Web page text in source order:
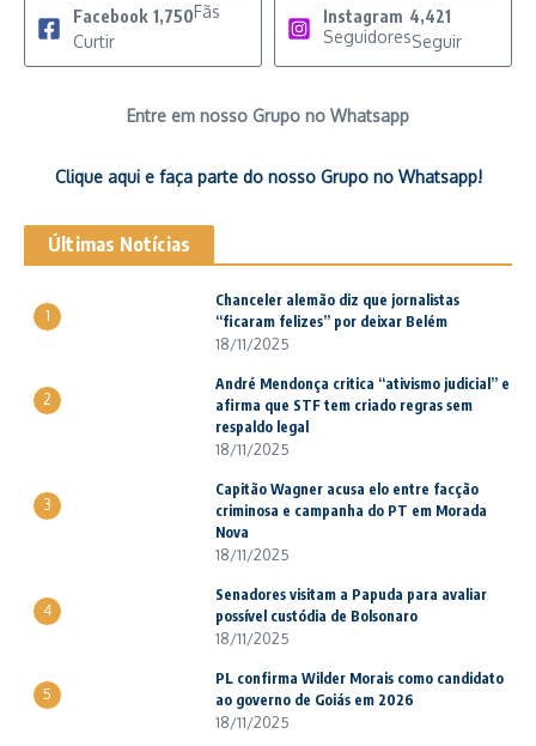
Facebook 1,750Fãs
Curtir
Instagram 4,421
SeguidoresSeguir
Entre em nosso Grupo no Whatsapp
Clique aqui e faça parte do nosso Grupo no Whatsapp!
Últimas Notícias
1
Chanceler alemão diz que jornalistas
“ficaram felizes” por deixar Belém
18/11/2025
2
André Mendonça critica “ativismo judicial” e
afirma que STF tem criado regras sem
respaldo legal
18/11/2025
3
Capitão Wagner acusa elo entre facção
criminosa e campanha do PT em Morada
Nova
18/11/2025
4
Senadores visitam a Papuda para avaliar
possível custódia de Bolsonaro
18/11/2025
5
PL confirma Wilder Morais como candidato
ao governo de Goiás em 2026
18/11/2025